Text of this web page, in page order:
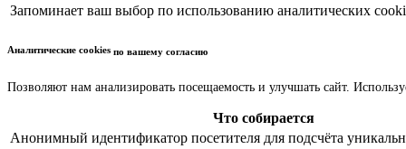
Запоминает ваш выбор по использованию аналитических
Аналитические cookies по вашему согласию
Позволяют нам анализировать посещаемость и улучшать сайт.
Что собирается
Анонимный идентификатор посетителя для подсчёта